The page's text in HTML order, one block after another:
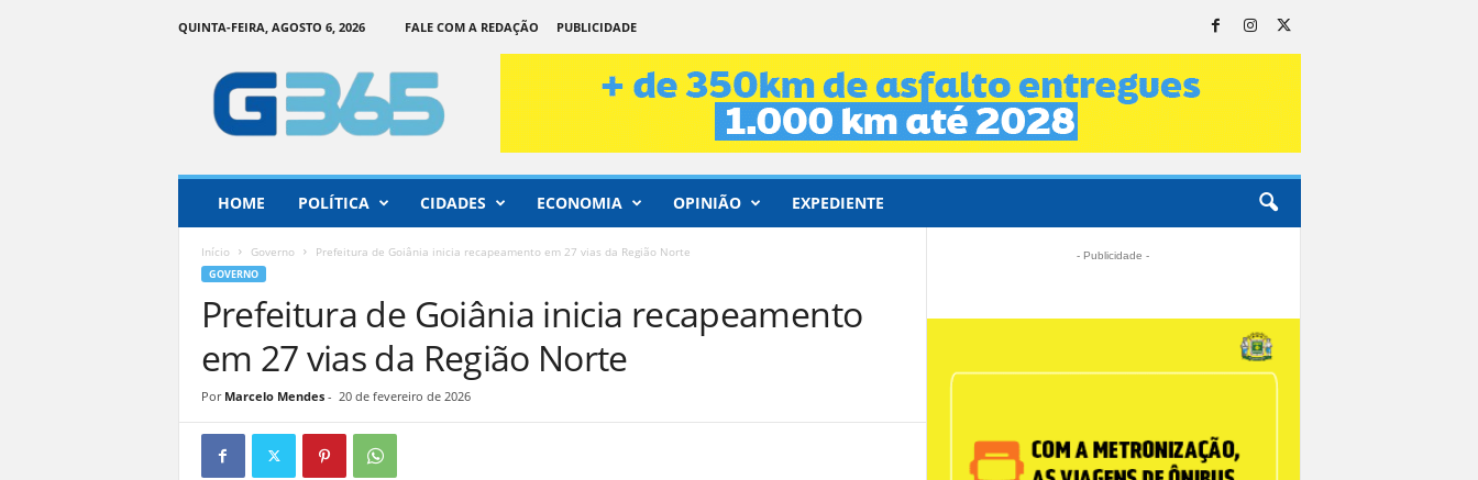
QUINTA-FEIRA, AGOSTO 6, 2026 FALE COM A REDAÇÃO
PUBLICIDADE
ç
HOME POLÍTICA CIDADES ECONOMIA OPINIÃO EXPEDIENTE
Início Governo Prefeitura de Goiânia inicia recapeamento em 27 vias da Região Norte
GOVERNO
Prefeitura de Goiânia inicia recapeamento
em 27 vias da Região Norte
Por Marcelo Mendes- 20 de fevereiro de 2026
- Publicidade -